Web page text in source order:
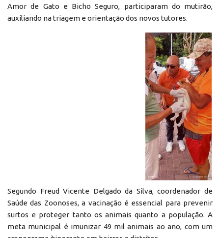
Amor de Gato e Bicho Seguro, participaram do mutirão,
auxiliando na triagem e orientação dos novos tutores.
Segundo Freud Vicente Delgado da Silva, coordenador de
Saúde das Zoonoses, a vacinação é essencial para prevenir
surtos e proteger tanto os animais quanto a população. A
meta municipal é imunizar 49 mil animais ao ano, com um